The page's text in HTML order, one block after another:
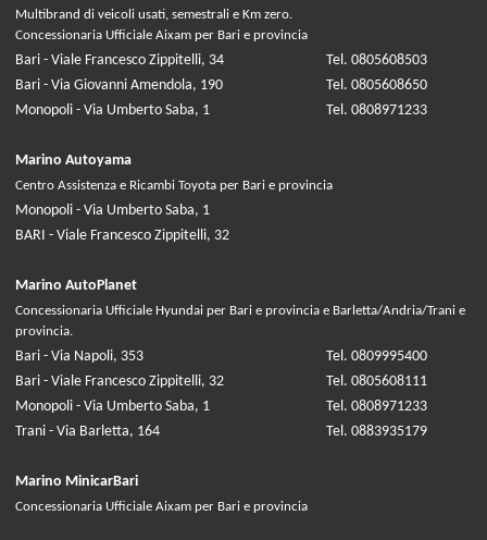
Multibrand di veicoli usati, semestrali e Km zero.
Concessionaria Ufficiale Aixam per Bari e provincia
Bari - Viale Francesco Zippitelli, 34
Tel. 0805608503
Bari - Via Giovanni Amendola, 190
Tel. 0805608650
Monopoli - Via Umberto Saba, 1
Tel. 0808971233
Marino Autoyama
Centro Assistenza e Ricambi Toyota per Bari e provincia
Monopoli - Via Umberto Saba, 1
BARI - Viale Francesco Zippitelli, 32
Marino AutoPlanet
Concessionaria Ufficiale Hyundai per Bari e provincia e Barletta/Andria/Trani e
provincia.
Bari - Via Napoli, 353
Tel. 0809995400
Bari - Viale Francesco Zippitelli, 32
Tel. 0805608111
Monopoli - Via Umberto Saba, 1
Tel. 0808971233
Trani - Via Barletta, 164
Tel. 0883935179
Marino MinicarBari
Concessionaria Ufficiale Aixam per Bari e provincia